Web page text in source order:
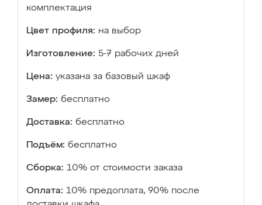
комплектация
Цвет профиля: на выбор
Изготовление: 5-7 рабочих дней
Цена: указана за базовый шкаф
Замер: бесплатно
Доставка: бесплатно
Подъём: бесплатно
Сборка: 10% от стоимости заказа
Оплата: 10% предоплата, 90% после